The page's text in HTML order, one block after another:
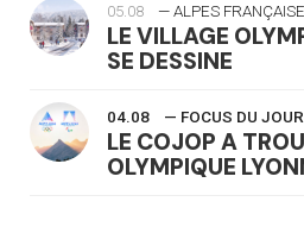
05.08 — ALPES
LE VILLAGE
SE DESSINE
04.08 — FOCUS DU JOUR
LE COJOP A
OLYMPIQUE